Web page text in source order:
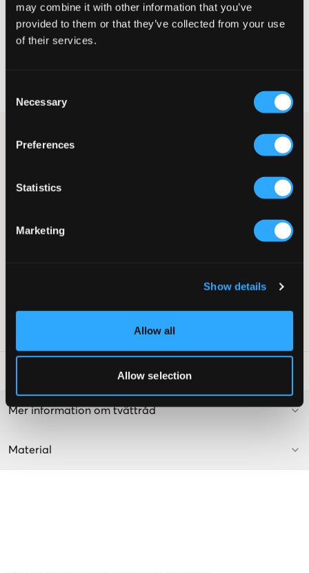
may combine it with other information that you’ve
provided to them or that they’ve collected from your use
of their services.
Selection
Necessary
Preferences
Statistics
Marketing
Show details
Allow all
Allow selection
VÄLJ STORLEK
Lång finstickad tröja från Gant. Tröjan är v-ringad med krage.
Passformen är avslappnad med dropped shoulders. Nedtill och
Tröja
Krage
Mer information om tvättråd
Material